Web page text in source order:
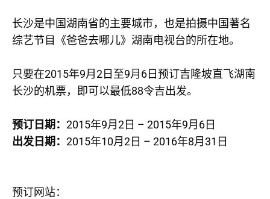
长沙是中国湖南省的主要城市，也是拍摄中国著名
综艺节目《爸爸去哪儿》湖南电视台的所在地。
只要在2015年9月 2 日至9月 6 日预订吉隆坡直飞湖南
长沙的机票，即可以最低88令吉出发。
预订日期： 2015年9月 2 日 – 2015年9月 6 日
出发日期： 2015年10月 2 日 – 2016年8月 31 日
预订网站：